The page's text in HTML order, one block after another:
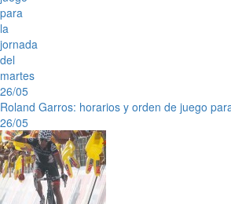
Roland Garros: horarios y orden de juego
26/05